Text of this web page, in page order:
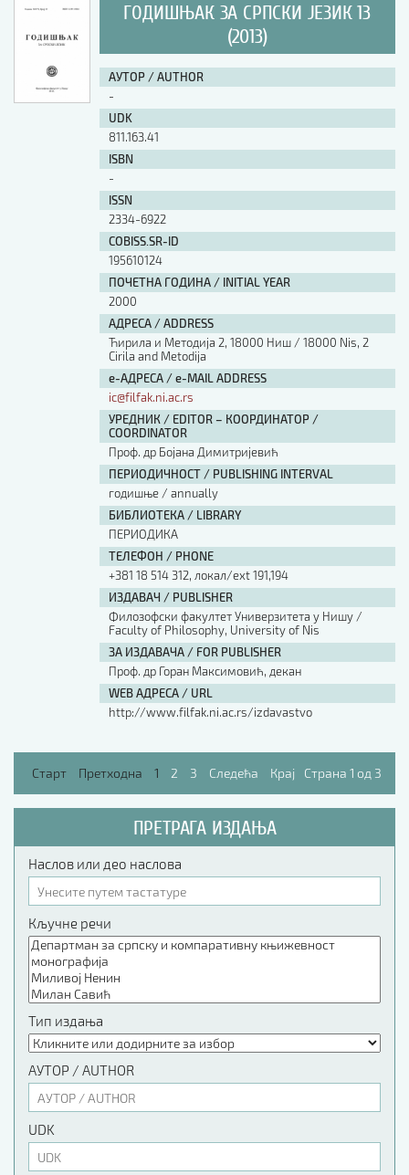
ГОДИШЊАК ЗА СРПСКИ ЈЕЗИК 13
(2013)
АУТОР / AUTHOR
-
UDK
811.163.41
ISBN
-
ISSN
2334-6922
COBISS.SR-ID
195610124
ПОЧЕТНА ГОДИНА / INITIAL YEAR
2000
АДРЕСА / ADDRESS
Ћирила и Методија 2, 18000 Ниш / 18000 Nis, 2
Cirila and Metodija
е-АДРЕСА / e-MAIL ADDRESS
ic@filfak.ni.ac.rs
УРЕДНИК / EDITOR – КООРДИНАТОР /
COORDINATOR
Проф. др Бојана Димитријевић
ПЕРИОДИЧНОСТ / PUBLISHING INTERVAL
годишње / annually
БИБЛИОТЕКА / LIBRARY
ПЕРИОДИКА
ТЕЛЕФОН / PHONE
+381 18 514 312, локал/ext 191,194
ИЗДАВАЧ / PUBLISHER
Филозофски факултет Универзитета у Нишу /
Faculty of Philosophy, University of Nis
ЗА ИЗДАВАЧА / FOR PUBLISHER
Проф. др Горан Максимовић, декан
WEB АДРЕСА / URL
http://www.filfak.ni.ac.rs/izdavastvo
Старт Претходна 1 2 3 Следећа Крај Страна 1 од 3
ПРЕТРАГА ИЗДАЊА
Наслов или део наслова
Кључне речи
Тип издања
АУТОР / AUTHOR
UDK